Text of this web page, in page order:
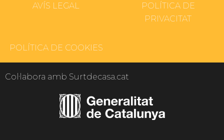
AVÍS LEGAL
POLÍTICA DE
PRIVACITAT
POLÍTICA DE COOKIES
Col·labora amb Surtdecasa.cat